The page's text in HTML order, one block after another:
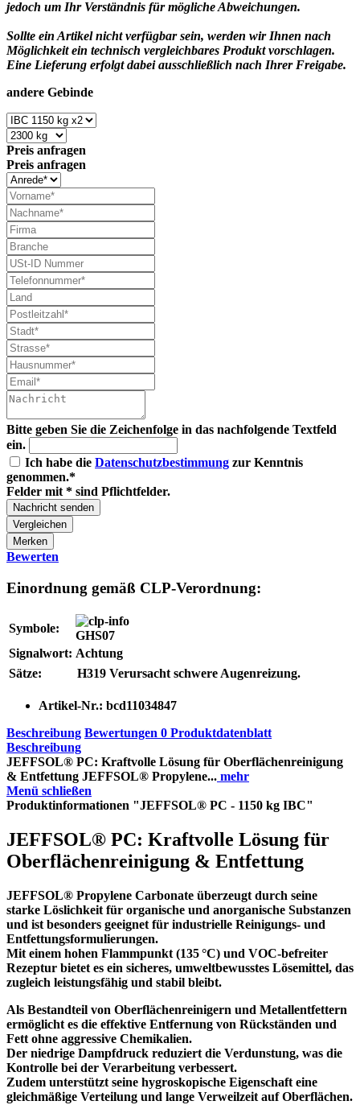
jedoch um Ihr Verständnis für mögliche Abweichungen.
Sollte ein Artikel nicht verfügbar sein, werden wir Ihnen nach
Möglichkeit ein technisch vergleichbares Produkt vorschlagen.
Eine Lieferung erfolgt dabei ausschließlich nach Ihrer Freigabe.
andere Gebinde
Preis anfragen
Preis anfragen
Bitte geben Sie die Zeichenfolge in das nachfolgende Textfeld
ein.
Ich habe die Datenschutzbestimmung zur Kenntnis
genommen.*
Felder mit * sind Pflichtfelder.
Nachricht senden
Vergleichen
Merken
Bewerten
Einordnung gemäß CLP-Verordnung:
Symbole:
GHS07
Signalwort: Achtung
Sätze:
H319 Verursacht schwere Augenreizung.
Artikel-Nr.: bcd11034847
Beschreibung Bewertungen 0 Produktdatenblatt
Beschreibung
JEFFSOL® PC: Kraftvolle Lösung für Oberflächenreinigung
& Entfettung JEFFSOL® Propylene... mehr
Menü schließen
Produktinformationen "JEFFSOL® PC - 1150 kg IBC"
JEFFSOL® PC: Kraftvolle Lösung für
Oberflächenreinigung & Entfettung
JEFFSOL® Propylene Carbonate überzeugt durch seine
starke Löslichkeit für organische und anorganische Substanzen
und ist besonders geeignet für industrielle Reinigungs- und
Entfettungsformulierungen.
Mit einem hohen Flammpunkt (135 °C) und VOC-befreiter
Rezeptur bietet es ein sicheres, umweltbewusstes Lösemittel, das
zugleich leistungsfähig und stabil bleibt.
Als Bestandteil von Oberflächenreinigern und Metallentfettern
ermöglicht es die effektive Entfernung von Rückständen und
Fett ohne aggressive Chemikalien.
Der niedrige Dampfdruck reduziert die Verdunstung, was die
Kontrolle bei der Verarbeitung verbessert.
Zudem unterstützt seine hygroskopische Eigenschaft eine
gleichmäßige Verteilung und lange Verweilzeit auf Oberflächen.